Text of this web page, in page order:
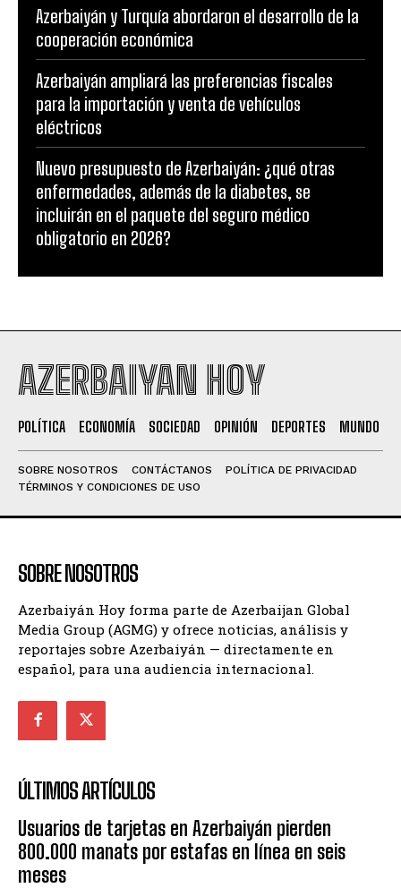
Azerbaiyán y Turquía abordaron el desarrollo de la
cooperación económica
Azerbaiyán ampliará las preferencias fiscales
para la importación y venta de vehículos
eléctricos
Nuevo presupuesto de Azerbaiyán: ¿qué otras
enfermedades, además de la diabetes, se
incluirán en el paquete del seguro médico
obligatorio en 2026?
AZERBAIYAN HOY
POLÍTICA ECONOMÍA SOCIEDAD OPINIÓN DEPORTES MUNDO
SOBRE NOSOTROS CONTÁCTANOS
POLÍTICA DE PRIVACIDAD
TÉRMINOS Y CONDICIONES DE USO
SOBRE NOSOTROS
Azerbaiyán Hoy forma parte de Azerbaijan Global
Media Group (AGMG) y ofrece noticias, análisis y
reportajes sobre Azerbaiyán — directamente en
español, para una audiencia internacional.
ÚLTIMOS ARTÍCULOS
Usuarios de tarjetas en Azerbaiyán pierden
800.000 manats por estafas en línea en seis
meses